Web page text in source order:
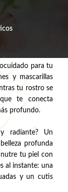
para tu
y mascarillas
tu rostro se
te conecta
profundo.
radiante? Un
profunda
nutre tu piel con
al instante: una
y un cutis